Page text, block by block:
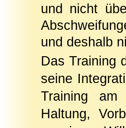
und nicht
und deshalb
Das Training
seine
Training
Haltung,